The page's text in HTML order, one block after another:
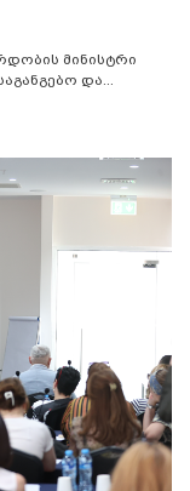
მინისტრი
და...